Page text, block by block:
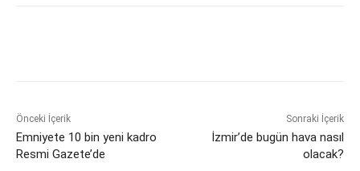
Önceki İçerik
Emniyete 10 bin yeni kadro
Resmi Gazete’de
Sonraki İçerik
İzmir’de bugün hava nasıl
olacak?